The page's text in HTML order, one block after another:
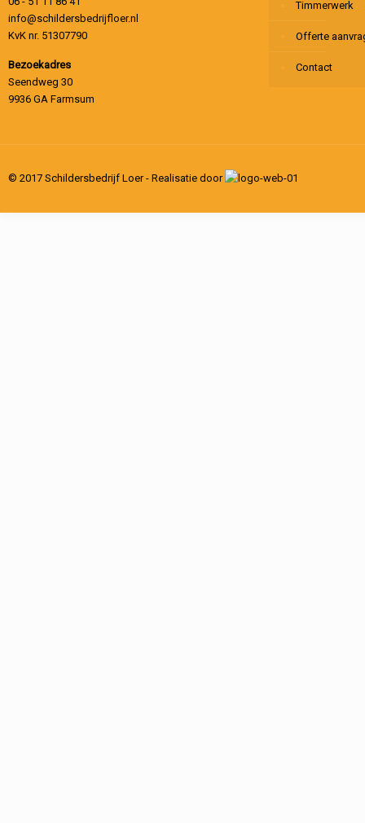
info@schildersbedrijfloer.nl
KvK nr. 51307790
Bezoekadres
Seendweg 30
9936 GA Farmsum
Timmerwerk
Offerte
Contact
© 2017 Schildersbedrijf Loer - Realisatie door